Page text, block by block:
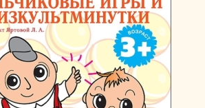
249,00 руб..